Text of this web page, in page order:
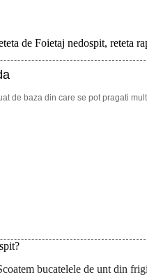
de Foietaj nedospit, reteta
de baza din care se pot pragati
bucatelele de unt din